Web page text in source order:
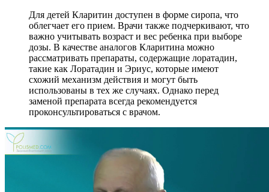
Для детей Кларитин доступен в форме сиропа, что
облегчает его прием. Врачи также подчеркивают, что
важно учитывать возраст и вес ребенка при выборе
дозы. В качестве аналогов Кларитина можно
рассматривать препараты, содержащие лоратадин,
такие как Лоратадин и Эриус, которые имеют
схожий механизм действия и могут быть
использованы в тех же случаях. Однако перед
заменой препарата всегда рекомендуется
проконсультироваться с врачом.